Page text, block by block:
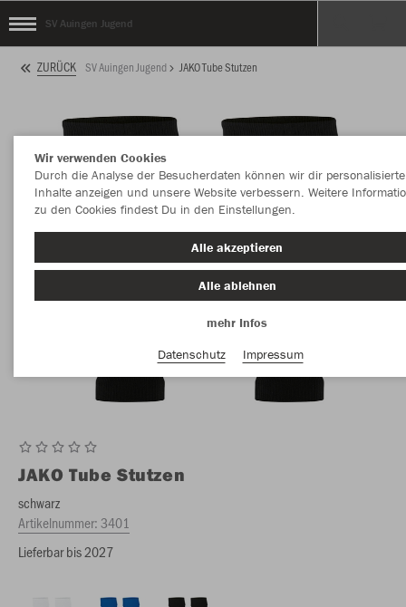
SV Auingen Jugend
ZURÜCK SV Auingen Jugend JAKO Tube Stutzen
JAKO Tube Stutzen
schwarz
Artikelnummer:3401
Lieferbar bis 2027
Wir verwenden Cookies
Durch die Analyse der Besucherdaten können wir dir personalisierte
Inhalte anzeigen und unsere Website verbessern. Weitere
zu den Cookies findest Du in den Einstellungen.
Alle akzeptieren
Alle ablehnen
mehr Infos
Datenschutz
Impressum